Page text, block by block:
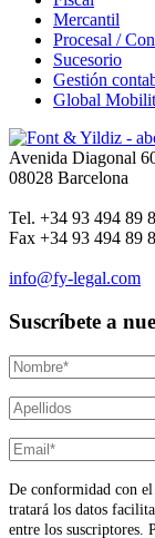
Mercantil
Procesal /
Sucesorio
Gestión
Global
Avenida Diagonal
08028 Barcelona
Tel. +34 93 494 89
Fax +34 93 494 89
info@fy-legal.com
Suscríbete a
De conformidad con
tratará los datos
entre los suscriptores.